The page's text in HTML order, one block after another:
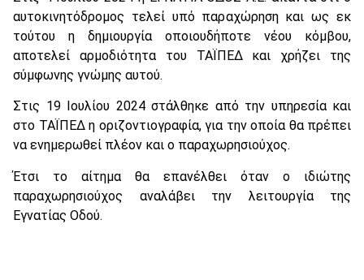
αυτοκινητόδρομος τελεί υπό παραχώρηση και ως εκ
τούτου η δημιουργία οποιουδήποτε νέου κόμβου,
αποτελεί αρμοδιότητα του ΤΑΪΠΕΔ και χρήζει της
σύμφωνης γνώμης αυτού.
Στις 19 Ιουλίου 2024 στάλθηκε από την υπηρεσία και
στο ΤΑΪΠΕΔ η οριζοντιογραφία, για την οποία θα πρέπει
να ενημερωθεί πλέον και ο παραχωρησιούχος.
Έτσι το αίτημα θα επανέλθει όταν ο ιδιώτης
παραχωρησιούχος αναλάβει την λειτουργία της
Εγνατίας Οδού.